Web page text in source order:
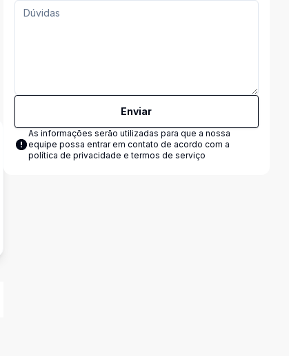
Enviar
As informações serão utilizadas para que a nossa
equipe possa entrar em contato de acordo com a
política de privacidade e termos de serviço